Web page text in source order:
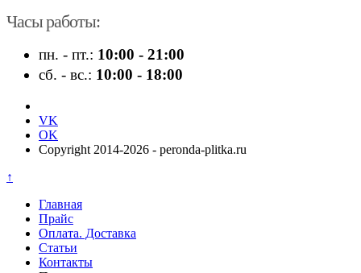
Часы работы:
пн. - пт.: 10:00 - 21:00
сб. - вс.: 10:00 - 18:00
VK
OK
Copyright 2014-2026 - peronda-plitka.ru
↑
Главная
Прайс
Оплата. Доставка
Статьи
Контакты